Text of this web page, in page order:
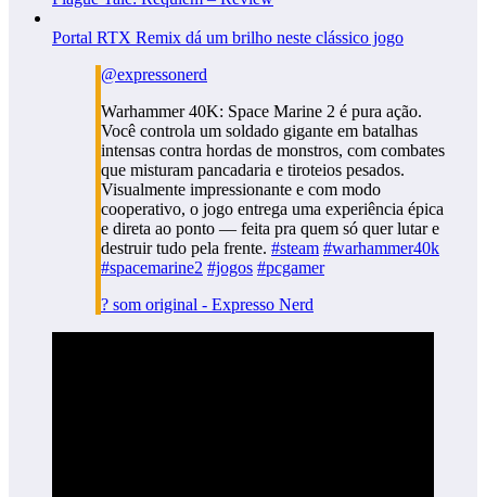
Portal RTX Remix dá um brilho neste clássico jogo
@expressonerd
Warhammer 40K: Space Marine 2 é pura ação.
Você controla um soldado gigante em batalhas
intensas contra hordas de monstros, com combates
que misturam pancadaria e tiroteios pesados.
Visualmente impressionante e com modo
cooperativo, o jogo entrega uma experiência épica
e direta ao ponto — feita pra quem só quer lutar e
destruir tudo pela frente. #steam #warhammer40k
#spacemarine2 #jogos #pcgamer
? som original - Expresso Nerd